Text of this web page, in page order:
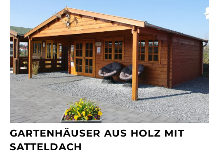
GARTENHÄUSER AUS HOLZ MIT
SATTELDACH